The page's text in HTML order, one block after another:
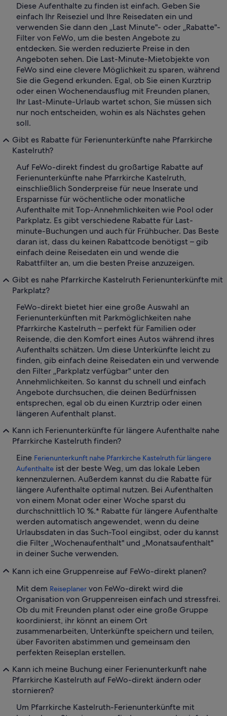
Diese Aufenthalte zu finden ist einfach. Geben Sie
einfach Ihr Reiseziel und Ihre Reisedaten ein und
verwenden Sie dann den „Last Minute"- oder „Rabatte"-
Filter von FeWo, um die besten Angebote zu
entdecken. Sie werden reduzierte Preise in den
Angeboten sehen. Die Last-Minute-Mietobjekte von
FeWo sind eine clevere Möglichkeit zu sparen, während
Sie die Gegend erkunden. Egal, ob Sie einen Kurztrip
oder einen Wochenendausflug mit Freunden planen,
Ihr Last-Minute-Urlaub wartet schon, Sie müssen sich
nur noch entscheiden, wohin es als Nächstes gehen
soll.
Gibt es Rabatte für Ferienunterkünfte nahe Pfarrkirche
Kastelruth?
Auf FeWo-direkt findest du großartige Rabatte auf
Ferienunterkünfte nahe Pfarrkirche Kastelruth,
einschließlich Sonderpreise für neue Inserate und
Ersparnisse für wöchentliche oder monatliche
Aufenthalte mit Top-Annehmlichkeiten wie Pool oder
Parkplatz. Es gibt verschiedene Rabatte für Last-
minute-Buchungen und auch für Frühbucher. Das Beste
daran ist, dass du keinen Rabattcode benötigst – gib
einfach deine Reisedaten ein und wende die
Rabattfilter an, um die besten Preise anzuzeigen.
Gibt es nahe Pfarrkirche Kastelruth Ferienunterkünfte mit
Parkplatz?
FeWo-direkt bietet hier eine große Auswahl an
Ferienunterkünften mit Parkmöglichkeiten nahe
Pfarrkirche Kastelruth – perfekt für Familien oder
Reisende, die den Komfort eines Autos während ihres
Aufenthalts schätzen. Um diese Unterkünfte leicht zu
finden, gib einfach deine Reisedaten ein und verwende
den Filter „Parkplatz verfügbar" unter den
Annehmlichkeiten. So kannst du schnell und einfach
Angebote durchsuchen, die deinen Bedürfnissen
entsprechen, egal ob du einen Kurztrip oder einen
längeren Aufenthalt planst.
Kann ich Ferienunterkünfte für längere Aufenthalte nahe
Pfarrkirche Kastelruth finden?
Eine Ferienunterkunft nahe Pfarrkirche Kastelruth für längere
Aufenthalte ist der beste Weg, um das lokale Leben
kennenzulernen. Außerdem kannst du die Rabatte für
längere Aufenthalte optimal nutzen. Bei Aufenthalten
von einem Monat oder einer Woche sparst du
durchschnittlich 10 %.* Rabatte für längere Aufenthalte
werden automatisch angewendet, wenn du deine
Urlaubsdaten in das Such-Tool eingibst, oder du kannst
die Filter „Wochenaufenthalt" und „Monatsaufenthalt"
in deiner Suche verwenden.
Kann ich eine Gruppenreise auf FeWo-direkt planen?
Mit dem Reiseplaner von FeWo-direkt wird die
Organisation von Gruppenreisen einfach und stressfrei.
Ob du mit Freunden planst oder eine große Gruppe
koordinierst, ihr könnt an einem Ort
zusammenarbeiten, Unterkünfte speichern und teilen,
über Favoriten abstimmen und gemeinsam den
perfekten Reiseplan erstellen.
Kann ich meine Buchung einer Ferienunterkunft nahe
Pfarrkirche Kastelruth auf FeWo-direkt ändern oder
stornieren?
Um Pfarrkirche Kastelruth-Ferienunterkünfte mit